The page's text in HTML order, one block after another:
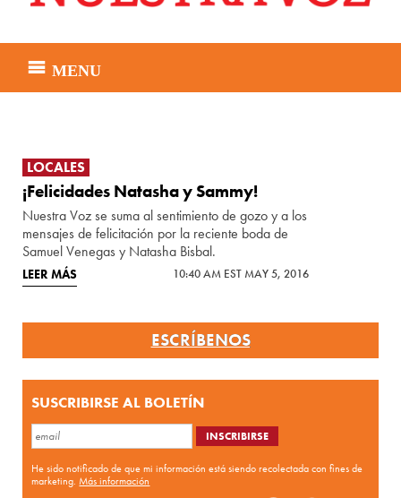
MENU
LOCALES
¡Felicidades Natasha y Sammy!
Nuestra Voz se suma al sentimiento de gozo y a los
mensajes de felicitación por la reciente boda de
Samuel Venegas y Natasha Bisbal.
LEER MÁS 10:40 AM EST MAY 5, 2016
ESCRÍBENOS
SUSCRIBIRSE AL BOLETÍN
He sido notificado de que mi información está siendo recolectada con fines de
marketing.Más información